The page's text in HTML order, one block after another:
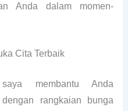
Anda dalam momen-
Cita Terbaik
membantu Anda
rangkaian bunga